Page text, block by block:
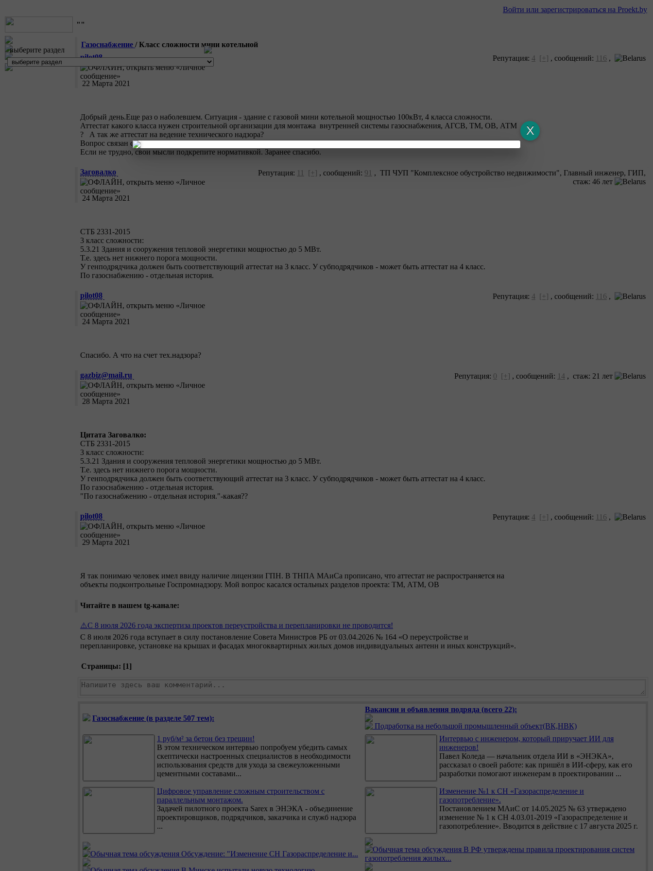
Войти или зарегистрироваться на Proekt.by
выберите раздел
""
Газоснабжение / Класс сложности мини котельной
pilot08
22 Марта 2021
Репутация: 4 [+] , сообщений: 116 ,
Добрый день.Еще раз о наболевшем. Ситуация - здание с газовой мини котельной мощностью 100кВт, 4 класса сложности.
Аттестат какого класса нужен строительной организации для монтажа внутренней системы газоснабжения, АГСВ, ТМ, ОВ, АТМ
? А так же аттестат на ведение технического надзора?
Вопрос связан с трактовкой гос.органами ТНПА - объекты энергетического назначения - 3 класс сложности.
Если не трудно, свои мысли подкрепите нормативкой. Заранее спасибо.
Заговалко
24 Марта 2021
Репутация: 11 [+] , сообщений: 91 , ТП ЧУП "Комплексное обустройство недвижимости", Главный инженер, ГИП,
cтаж: 46 лет
СТБ 2331-2015
3 класс сложности:
5.3.21 Здания и сооружения тепловой энергетики мощностью до 5 МВт.
Т.е. здесь нет нижнего порога мощности.
У генподрядчика должен быть соответствующий аттестат на 3 класс. У субподрядчиков - может быть аттестат на 4 класс.
По газоснабжению - отдельная история.
pilot08
24 Марта 2021
Репутация: 4 [+] , сообщений: 116 ,
Спасибо. А что на счет тех.надзора?
gazbiz@mail.ru
28 Марта 2021
Репутация: 0 [+] , сообщений: 14 , cтаж: 21 лет
Цитата Заговалко:
СТБ 2331-2015
3 класс сложности:
5.3.21 Здания и сооружения тепловой энергетики мощностью до 5 МВт.
Т.е. здесь нет нижнего порога мощности.
У генподрядчика должен быть соответствующий аттестат на 3 класс. У субподрядчиков - может быть аттестат на 4 класс.
По газоснабжению - отдельная история.
"По газоснабжению - отдельная история."-какая??
pilot08
29 Марта 2021
Репутация: 4 [+] , сообщений: 116 ,
Я так понимаю человек имел ввиду наличие лицензии ГПН. В ТНПА МАиСа прописано, что аттестат не распространяется на
объекты подконтрольные Госпромнадзору. Мой вопрос касался остальных разделов проекта: ТМ, АТМ, ОВ
Читайте в нашем tg-канале:
⚠️С 8 июля 2026 года экспертиза проектов переустройства и перепланировки не проводится!
С 8 июля 2026 года вступает в силу постановление Совета Министров РБ от 03.04.2026 № 164 «О переустройстве и
перепланировке, установке на крышах и фасадах многоквартирных жилых домов индивидуальных антенн и иных конструкций».
Страницы: [1]
Газоснабжение (в разделе 507 тем):
Вакансии и объявления подряда (всего 22):
Подработка на небольшой промышленный объект(ВК,НВК)
1 руб/м² за бетон без трещин!
В этом техническом интервью попробуем убедить самых
скептически настроенных специалистов в необходимости
использования средств для ухода за свежеуложенными
цементными составами...
Интервью с инженером, который приручает ИИ для
инженеров!
Павел Коледа — начальник отдела ИИ в «ЭНЭКА»,
рассказал о своей работе: как пришёл в ИИ-сферу, как его
разработки помогают инженерам в проектировании ...
Цифровое управление сложным строительством с
параллельным монтажом.
Задачей пилотного проекта Sarex в ЭНЭКА - объединение
проектировщиков, подрядчиков, заказчика и служб надзора
...
Изменение №1 к СН «Газораспределение и
газопотребление».
Постановлением МАиС от 14.05.2025 № 63 утверждено
изменение № 1 к СН 4.03.01-2019 «Газораспределение и
газопотребление». Вводится в действие с 17 августа 2025 г.
Обсуждение: "Изменение СН Газораспределение и...
В РФ утверждены правила проектирования систем
газопотребления жилых...